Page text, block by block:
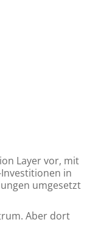
Layer vor, mit
in
umgesetzt
Aber dort